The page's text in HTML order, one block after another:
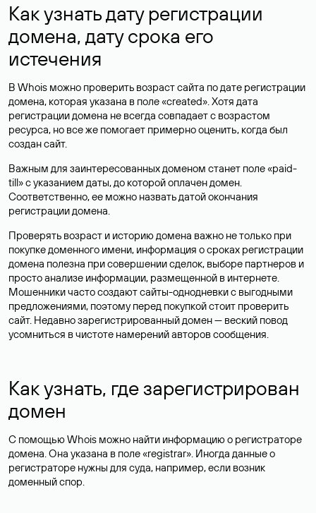
Как узнать дату регистрации
домена, дату срока его
истечения
В Whois можно проверить возраст сайта по дате регистрации
домена, которая указана в поле «created». Хотя дата
регистрации домена не всегда совпадает с возрастом
ресурса, но все же помогает примерно оценить, когда был
создан сайт.
Важным для заинтересованных доменом станет поле «paid-
till» с указанием даты, до которой оплачен домен.
Соответственно, ее можно назвать датой окончания
регистрации домена.
Проверять возраст и историю домена важно не только при
покупке доменного имени, информация о сроках регистрации
домена полезна при совершении сделок, выборе партнеров и
просто анализе информации, размещенной в интернете.
Мошенники часто создают сайты-однодневки с выгодными
предложениями, поэтому перед покупкой стоит проверить
сайт. Недавно зарегистрированный домен — веский повод
усомниться в чистоте намерений авторов сообщения.
Как узнать, где зарегистрирован
домен
С помощью Whois можно найти информацию о регистраторе
домена. Она указана в поле «registrar». Иногда данные о
регистраторе нужны для суда, например, если возник
доменный спор.